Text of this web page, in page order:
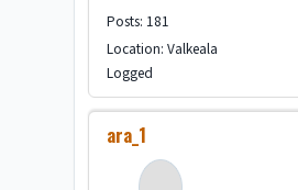
Posts: 181
Location: Valkeala
Logged
ara_1